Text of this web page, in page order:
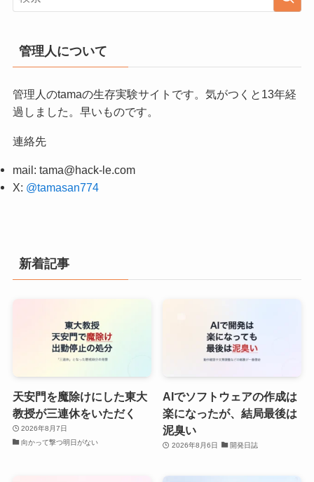
管理人について
管理人のtamaの生存実験サイトです。気がつくと13年経
過しました。早いものです。
連絡先
mail: tama@hack-le.com
X: @tamasan774
新着記事
天安門を魔除けにした東大
教授が三連休をいただく
2026年8月7日
向かって撃つ明日がない
AIでソフトウェアの作成は
楽になったが、結局最後は
泥臭い
2026年8月6日 開発日誌